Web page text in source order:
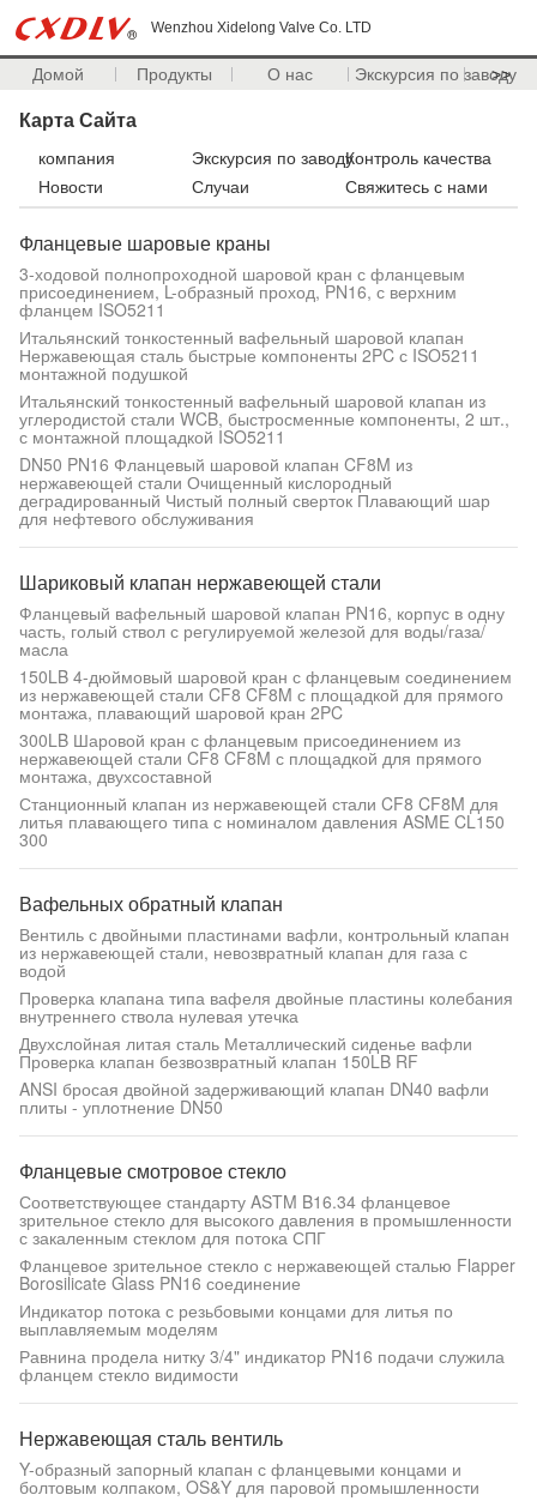
Wenzhou Xidelong Valve Co. LTD
Домой Продукты О нас Экскурсия по заводу
>>
Карта Сайта
компания Экскурсия по заводуКонтроль качества
Новости
Случаи Свяжитесь с нами
Фланцевые шаровые краны
3-ходовой полнопроходной шаровой кран с фланцевым
присоединением, L-образный проход, PN16, с верхним
фланцем ISO5211
Итальянский тонкостенный вафельный шаровой клапан
Нержавеющая сталь быстрые компоненты 2PC с ISO5211
монтажной подушкой
Итальянский тонкостенный вафельный шаровой клапан из
углеродистой стали WCB, быстросменные компоненты, 2 шт.,
с монтажной площадкой ISO5211
DN50 PN16 Фланцевый шаровой клапан CF8M из
нержавеющей стали Очищенный кислородный
деградированный Чистый полный сверток Плавающий шар
для нефтевого обслуживания
Шариковый клапан нержавеющей стали
Фланцевый вафельный шаровой клапан PN16, корпус в одну
часть, голый ствол с регулируемой железой для воды/газа/
масла
150LB 4-дюймовый шаровой кран с фланцевым соединением
из нержавеющей стали CF8 CF8M с площадкой для прямого
монтажа, плавающий шаровой кран 2PC
300LB Шаровой кран с фланцевым присоединением из
нержавеющей стали CF8 CF8M с площадкой для прямого
монтажа, двухсоставной
Станционный клапан из нержавеющей стали CF8 CF8M для
литья плавающего типа с номиналом давления ASME CL150
300
Вафельных обратный клапан
Вентиль с двойными пластинами вафли, контрольный клапан
из нержавеющей стали, невозвратный клапан для газа с
водой
Проверка клапана типа вафеля двойные пластины колебания
внутреннего ствола нулевая утечка
Двухслойная литая сталь Металлический сиденье вафли
Проверка клапан безвозвратный клапан 150LB RF
ANSI бросая двойной задерживающий клапан DN40 вафли
плиты - уплотнение DN50
Фланцевые смотровое стекло
Соответствующее стандарту ASTM B16.34 фланцевое
зрительное стекло для высокого давления в промышленности
с закаленным стеклом для потока СПГ
Фланцевое зрительное стекло с нержавеющей сталью Flapper
Borosilicate Glass PN16 соединение
Индикатор потока с резьбовыми концами для литья по
выплавляемым моделям
Равнина продела нитку 3/4" индикатор PN16 подачи служила
фланцем стекло видимости
Нержавеющая сталь вентиль
Y-образный запорный клапан с фланцевыми концами и
болтовым колпаком, OS&Y для паровой промышленности